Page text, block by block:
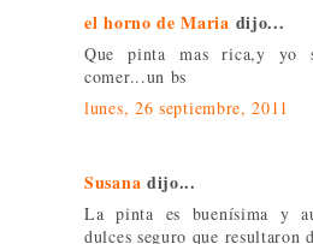
el horno de Maria dijo...
Que pinta mas rica,y yo
comer...un bs
lunes, 26 septiembre, 2011
Susana dijo...
La pinta es buenísima y
dulces seguro que resultaron